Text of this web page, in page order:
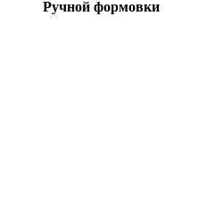
Ручной формовки